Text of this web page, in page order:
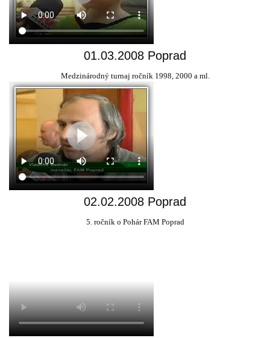
01.03.2008 Poprad
Medzinárodný turnaj ročník 1998, 2000 a ml.
02.02.2008 Poprad
5. ročník o Pohár FAM Poprad